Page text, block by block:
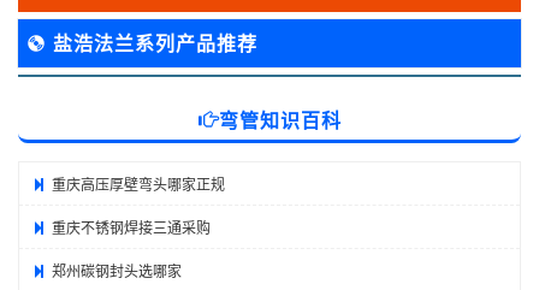
盐浩法兰系列产品推荐
弯管知识百科
重庆高压厚壁弯头哪家正规
重庆不锈钢焊接三通采购
郑州碳钢封头选哪家